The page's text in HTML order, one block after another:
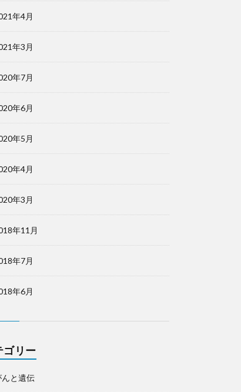
年4月
年3月
年7月
年6月
年5月
年4月
年3月
年11月
年7月
年6月
ゴリー
んと遺伝